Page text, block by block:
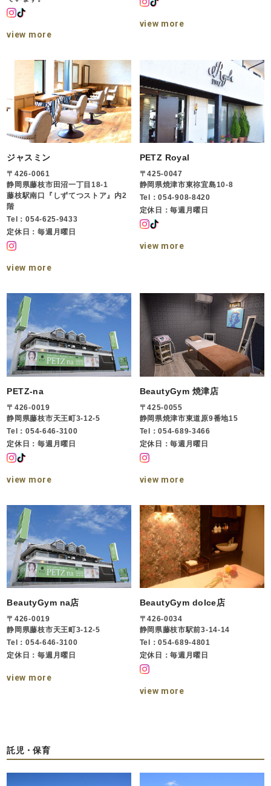
view more
view more
ジャスミン
〒426-0061
静岡県藤枝市田沼一丁目18-1
藤枝駅南口『しずてつストア』内2
階
Tel：054-625-9433
定休日：毎週月曜日
view more
PETZ Royal
〒425-0047
静岡県焼津市東祢宜島10-8
Tel：054-908-8420
定休日：毎週月曜日
view more
PETZ-na
〒426-0019
静岡県藤枝市天王町3-12-5
Tel：054-646-3100
定休日：毎週月曜日
view more
BeautyGym 焼津店
〒425-0055
静岡県焼津市東道原9番地15
Tel：054-689-3466
定休日：毎週月曜日
view more
BeautyGym na店
〒426-0019
静岡県藤枝市天王町3-12-5
Tel：054-646-3100
定休日：毎週月曜日
view more
BeautyGym dolce店
〒426-0034
静岡県藤枝市駅前3-14-14
Tel：054-689-4801
定休日：毎週月曜日
view more
託児・保育